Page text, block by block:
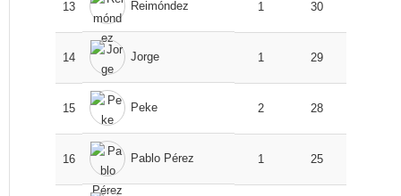
13 Reimóndez 1 30
14 Jorge 1 29
15 Peke 2 28
16 Pablo Pérez 1 25